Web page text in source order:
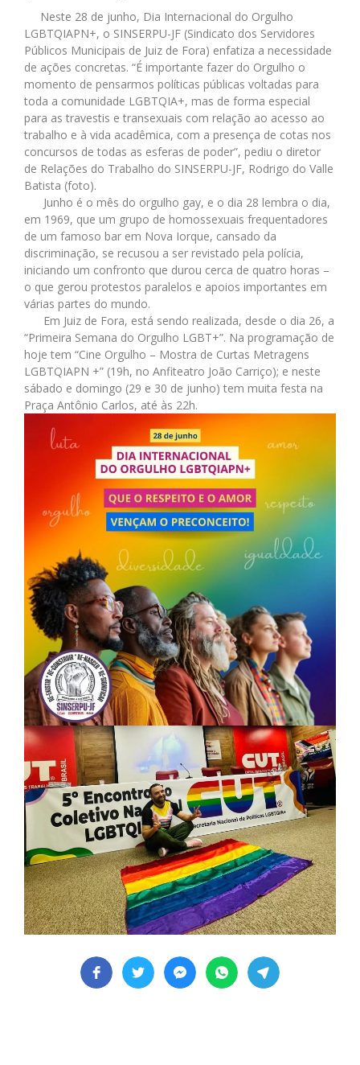
Neste 28 de junho, Dia Internacional do Orgulho
LGBTQIAPN+, o SINSERPU-JF (Sindicato dos Servidores
Públicos Municipais de Juiz de Fora) enfatiza a necessidade
de ações concretas. “É importante fazer do Orgulho o
momento de pensarmos políticas públicas voltadas para
toda a comunidade LGBTQIA+, mas de forma especial
para as travestis e transexuais com relação ao acesso ao
trabalho e à vida acadêmica, com a presença de cotas nos
concursos de todas as esferas de poder”, pediu o diretor
de Relações do Trabalho do SINSERPU-JF, Rodrigo do Valle
Batista (foto).
Junho é o mês do orgulho gay, e o dia 28 lembra o dia,
em 1969, que um grupo de homossexuais frequentadores
de um famoso bar em Nova Iorque, cansado da
discriminação, se recusou a ser revistado pela polícia,
iniciando um confronto que durou cerca de quatro horas –
o que gerou protestos paralelos e apoios importantes em
várias partes do mundo.
Em Juiz de Fora, está sendo realizada, desde o dia 26, a
“Primeira Semana do Orgulho LGBT+”. Na programação de
hoje tem “Cine Orgulho – Mostra de Curtas Metragens
LGBTQIAPN +” (19h, no Anfiteatro João Carriço); e neste
sábado e domingo (29 e 30 de junho) tem muita festa na
Praça Antônio Carlos, até às 22h.